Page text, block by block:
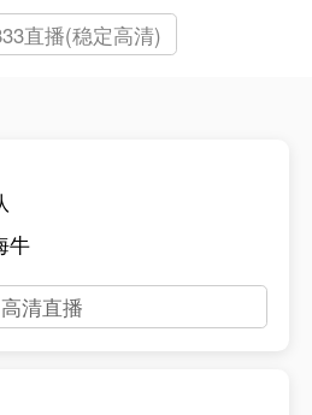
直播(稳定高清)
牛
高清直播